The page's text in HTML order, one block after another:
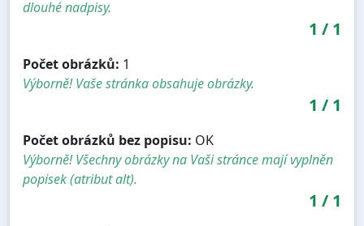
dlouhé nadpisy.
1 / 1
Počet obrázků: 1
Výborně! Vaše stránka obsahuje obrázky.
1 / 1
Počet obrázků bez popisu: OK
Výborně! Všechny obrázky na Vaši stránce mají vyplněn
popisek (atribut alt).
1 / 1